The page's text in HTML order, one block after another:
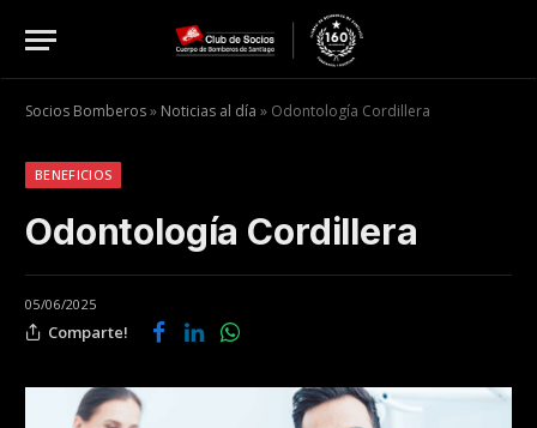
Socios Bomberos» Noticias al día » Odontología Cordillera
BENEFICIOS
Odontología Cordillera
05/06/2025
Comparte!